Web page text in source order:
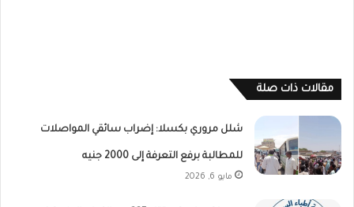
مقالات ذات صلة
شلل مروري بكسلا: إضراب سائقي المواصلات
للمطالبة برفع التعرفة إلى 2000 جنيه
مايو 6, 2026